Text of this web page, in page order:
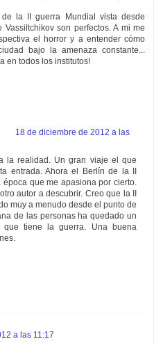
la II guerra Mundial vista desde
son perfectos. A mi me
el horror y a entender cómo
bajo la amenaza constante...
en todos los institutos!
18 de diciembre de 2012 a las
la realidad. Un gran viaje el que
entrada. Ahora el Berlín de la II
que me apasiona por cierto.
autor a descubrir. Creo que la II
muy a menudo desde el punto de
de las personas ha quedado un
tiene la guerra. Una buena
a las 11:17